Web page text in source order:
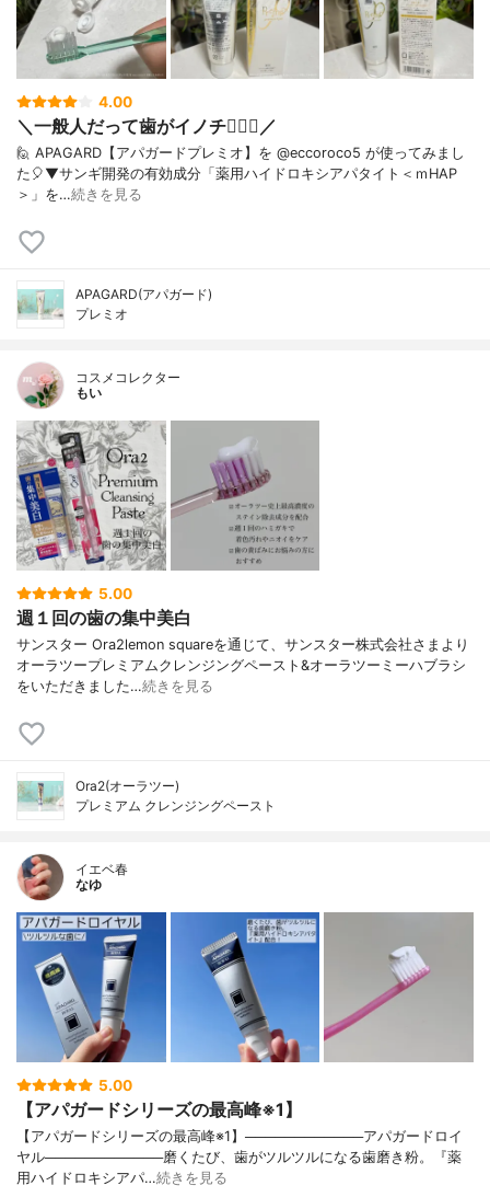
4.00
＼一般人だって歯がイノチ❤️‍🔥🦷／
🙋 APAGARD【アパガードプレミオ】を @eccoroco5 が使ってみまし
た🎈⁡⁡⁡⁡▼⁡サンギ開発の有効成分「薬用ハイドロキシアパタイト＜ｍHAP
＞」を…続きを見る
APAGARD(アパガード)
プレミオ
コスメコレクター
もい
5.00
週１回の歯の集中美白
サンスター Ora2lemon squareを通じて、サンスター株式会社さまより
オーラツープレミアムクレンジングペースト&オーラツーミーハブラシ
をいただきました…続きを見る
Ora2(オーラツー)
プレミアム クレンジングペースト
イエベ春
なゆ
5.00
【アパガードシリーズの最高峰※1】
【アパガードシリーズの最高峰※1】────────────アパガードロイ
ヤル────────────磨くたび、歯がツルツルになる歯磨き粉。『薬
用ハイドロキシアパ…続きを見る